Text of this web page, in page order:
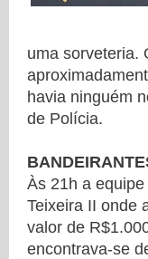
uma sorveteria.
havia ninguém
de Polícia.
Às 21h a
Teixeira II onde
valor de
encontrava-se